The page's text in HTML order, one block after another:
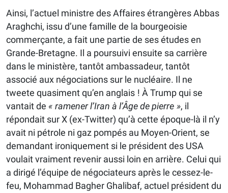
Ainsi, l’actuel ministre des Affaires étrangères Abbas
Aragh­chi, issu d’une famille de la bourgeoisie
commerçante, a fait une partie de ses études en
Grande-Bretagne. Il a poursuivi ensuite sa carrière
dans le ministère, tantôt ambassadeur, tantôt
associé aux négociations sur le nucléaire. Il ne
tweete quasiment qu’en anglais ! À Trump qui se
vantait de « ramener l’Iran à l’Âge de pierre », il
répondait sur X (ex-Twitter) qu’à cette époque-là il n’y
avait ni pétrole ni gaz pompés au Moyen-Orient, se
demandant ironiquement si le président des USA
voulait vraiment revenir aussi loin en arrière. Celui qui
a dirigé l’équipe de négociateurs après le cessez-le-
feu, Mohammad Bagher Ghalibaf, actuel président du